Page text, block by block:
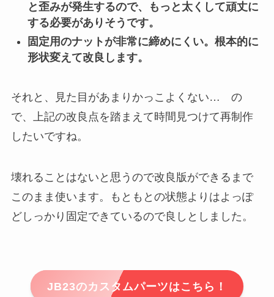
と歪みが発生するので、もっと太くして頑丈に
する必要がありそうです。
固定用のナットが非常に締めにくい。根本的に
形状変えて改良します。
それと、見た目があまりかっこよくない… の
で、上記の改良点を踏まえて時間見つけて再制作
したいですね。
壊れることはないと思うので改良版ができるまで
このまま使います。もともとの状態よりはよっぽ
どしっかり固定できているので良しとしました。
JB23のカスタムパーツはこちら！